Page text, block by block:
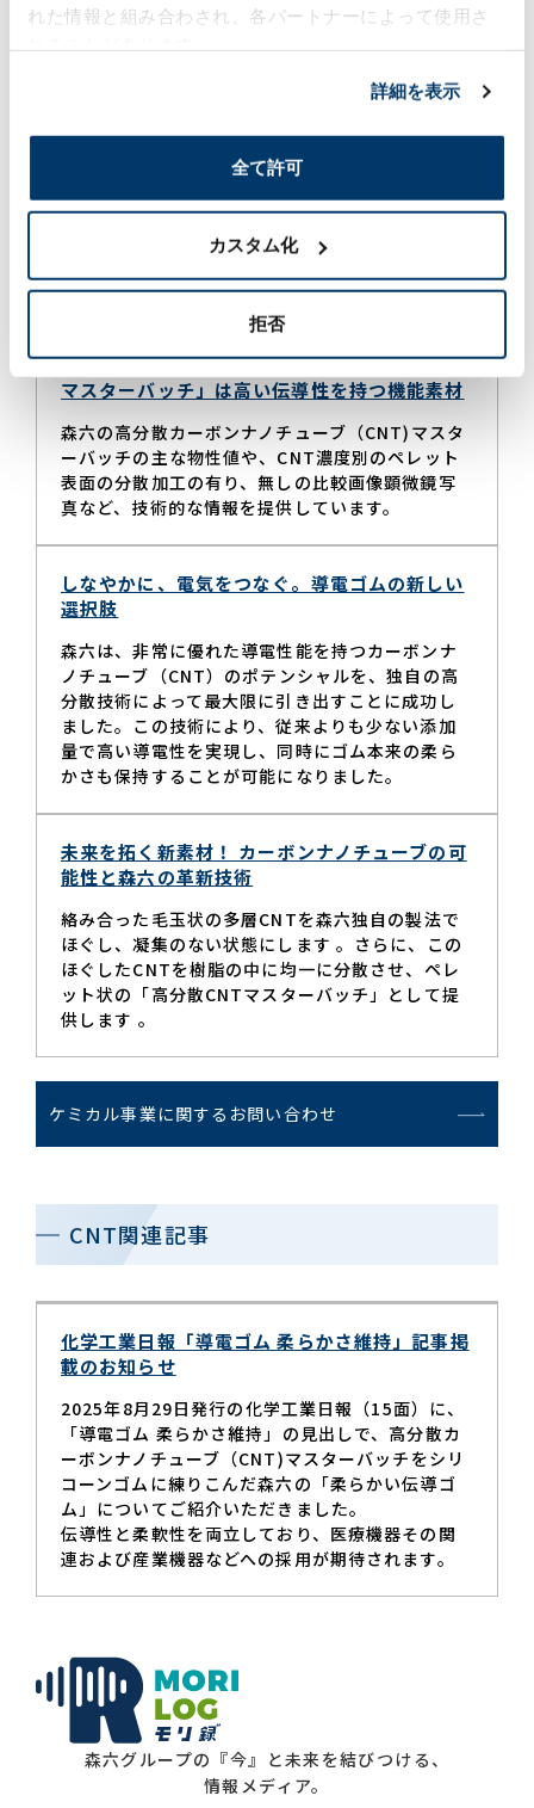
れた情報と組み合わされ、各パートナーによって使用さ
詳細を表示
全て許可
カスタム化
拒否
CNT関連情報
森六の技術が課題を解決！「高分散カーボンナノ
森六は独自の分散技術を活用し、凝集物の無い「高分散
CNTマスターバッチ」を提供しています。
性、電磁波シールド性、熱伝導性の向上が期待できま
す。多様な用途に合わせ製品開発をサポートします。
森六の「高分散カーボンナノチューブ（CNT)
マスターバッチ」は高い伝導性を持つ機能素材
森六の高分散カーボンナノチューブ（CNT)マスタ
ーバッチの主な物性値や、CNT濃度別のペレット
表面の分散加工の有り、無しの比較画像顕微鏡写
真など、技術的な情報を提供しています。
しなやかに、電気をつなぐ。導電ゴムの新しい
選択肢
森六は、非常に優れた導電性能を持つカーボンナ
ノチューブ（CNT）のポテンシャルを、独自の高
分散技術によって最大限に引き出すことに成功し
ました。この技術により、従来よりも少ない添加
量で高い導電性を実現し、同時にゴム本来の柔ら
かさも保持することが可能になりました。
未来を拓く新素材！ カーボンナノチューブの可
能性と森六の革新技術
絡み合った毛玉状の多層CNTを森六独自の製法で
ほぐし、凝集のない状態にします 。さらに、この
ほぐしたCNTを樹脂の中に均一に分散させ、ペレ
ット状の「高分散CNTマスターバッチ」として提
供します 。
ケミカル事業に関するお問い合わせ
CNT関連記事
化学工業日報「導電ゴム 柔らかさ維持」記事掲
載のお知らせ
2025年8月29日発行の化学工業日報（15面）に、
「導電ゴム 柔らかさ維持」の見出しで、高分散カ
ーボンナノチューブ（CNT)マスターバッチをシリ
コーンゴムに練りこんだ森六の「柔らかい伝導ゴ
ム」についてご紹介いただきました。
伝導性と柔軟性を両立しており、医療機器その関
連および産業機器などへの採用が期待されます。
森六グループの『今』と未来を結びつける、
情報メディア。